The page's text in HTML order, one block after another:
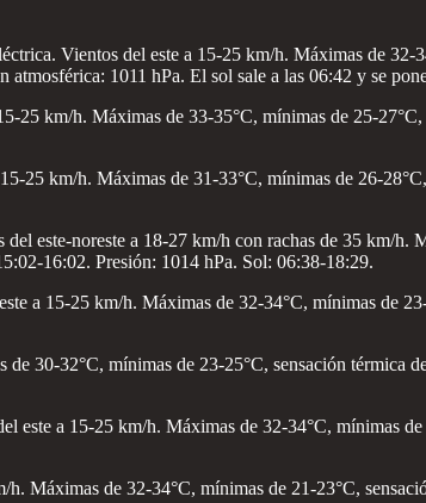
Vientos del este a 15-25 km/h. Máximas de 32-
1011 hPa. El sol sale a las 06:42 y se
km/h. Máximas de 33-35°C, mínimas de 25-27°C,
25 km/h. Máximas de 31-33°C, mínimas de 26-
este-noreste a 18-27 km/h con rachas de 35 km/h.
16:02. Presión: 1014 hPa. Sol: 06:38-18:29.
a 15-25 km/h. Máximas de 32-34°C, mínimas de
30-32°C, mínimas de 23-25°C, sensación térmica
este a 15-25 km/h. Máximas de 32-34°C, mínimas
Máximas de 32-34°C, mínimas de 21-23°C,